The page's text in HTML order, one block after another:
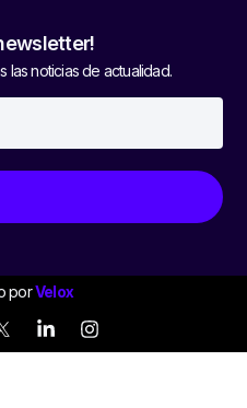
las noticias de actualidad.
porVelox